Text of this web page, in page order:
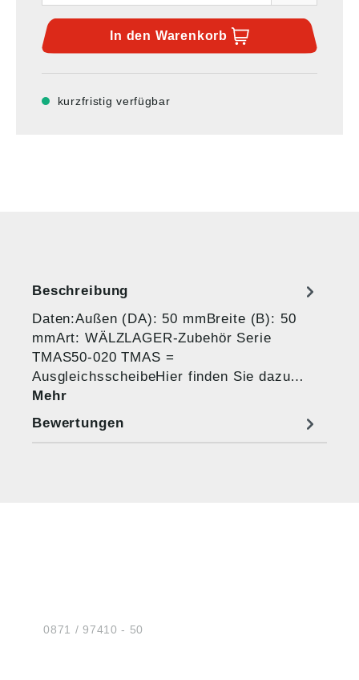
In den Warenkorb
kurzfristig verfügbar
Beschreibung
Daten:Außen (DA): 50 mmBreite (B): 50
mmArt: WÄLZLAGER-Zubehör Serie
TMAS50-020 TMAS =
AusgleichsscheibeHier finden Sie dazu…
Mehr
Bewertungen
Tel.:0871 / 97410 - 50